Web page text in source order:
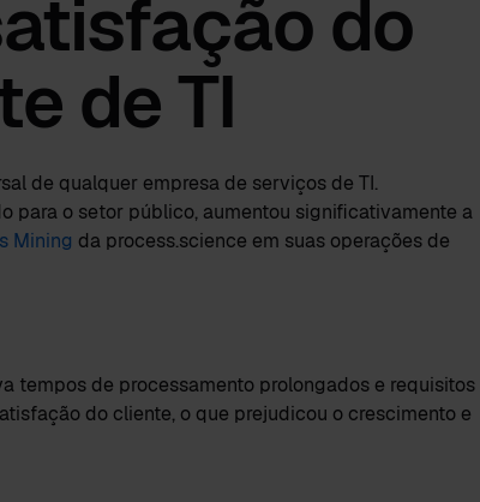
do
de TI
de qualquer empresa de serviços de TI.
para o setor público, aumentou significativamente a
Mining da process.science em suas operações de
tempos de processamento prolongados e requisitos
do cliente, o que prejudicou o crescimento e